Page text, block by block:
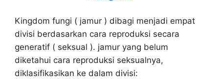
Kingdom fungi ( jamur ) dibagi menjadi empat
divisi berdasarkan cara reproduksi secara
generatif ( seksual ). jamur yang belum
diketahui cara reproduksi seksualnya,
diklasifikasikan ke dalam divisi: